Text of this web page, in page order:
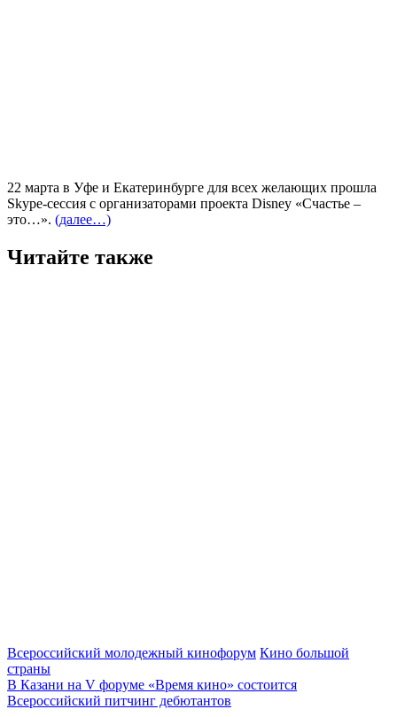
22 марта в Уфе и Екатеринбурге для всех желающих прошла
Skype-сессия c организаторами проекта Disney «Счастье –
это…». (далее…)
Читайте также
Всероссийский молодежный кинофорум Кино большой
страны
В Казани на V форуме «Время кино» состоится
Всероссийский питчинг дебютантов